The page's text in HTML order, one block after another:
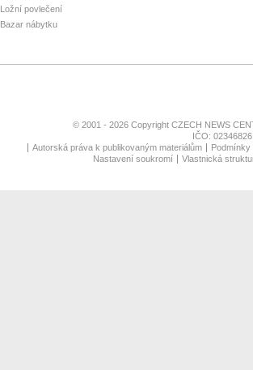
Ložní povlečení
Bazar nábytku
© 2001 - 2026 Copyright CZECH NEWS
IČO:
Autorská práva k publikovaným materiálům
Nastavení soukromí
Vlastnická